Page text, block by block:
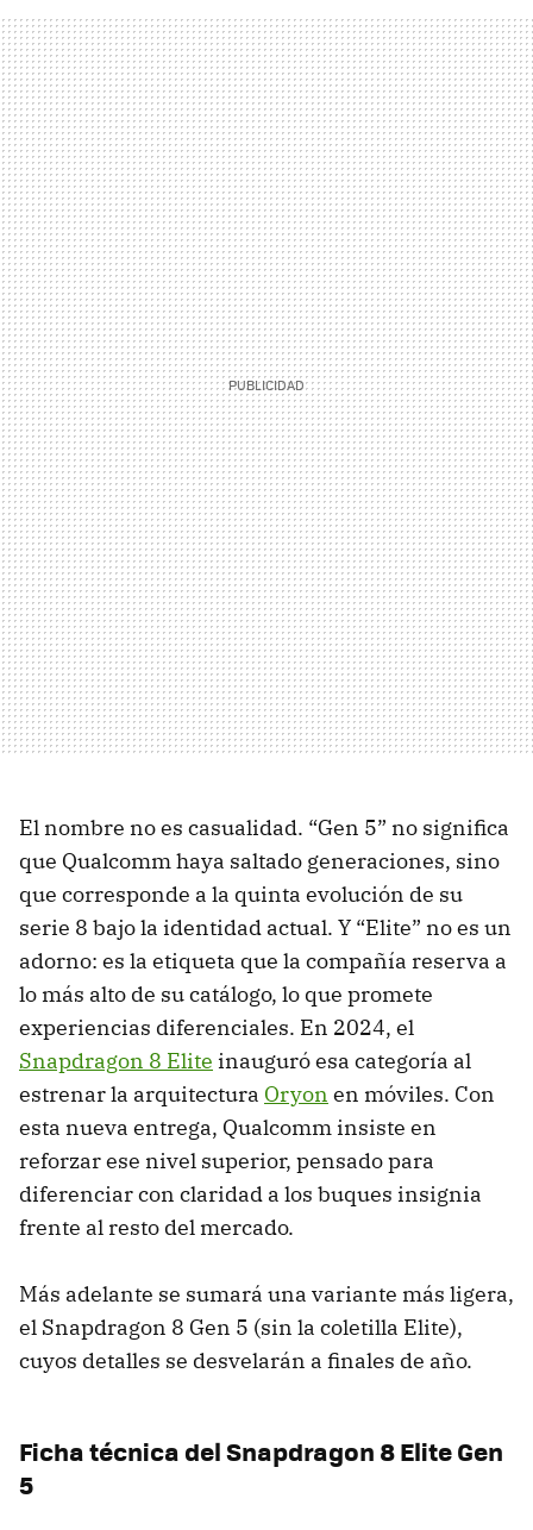
El nombre no es casualidad. “Gen 5” no significa
que Qualcomm haya saltado generaciones, sino
que corresponde a la quinta evolución de su
serie 8 bajo la identidad actual. Y “Elite” no es un
adorno: es la etiqueta que la compañía reserva a
lo más alto de su catálogo, lo que promete
experiencias diferenciales. En 2024, el
Snapdragon 8 Elite inauguró esa categoría al
estrenar la arquitectura Oryon en móviles. Con
esta nueva entrega, Qualcomm insiste en
reforzar ese nivel superior, pensado para
diferenciar con claridad a los buques insignia
frente al resto del mercado.
Más adelante se sumará una variante más ligera,
el Snapdragon 8 Gen 5 (sin la coletilla Elite),
cuyos detalles se desvelarán a finales de año.
Ficha técnica del Snapdragon 8 Elite Gen
5